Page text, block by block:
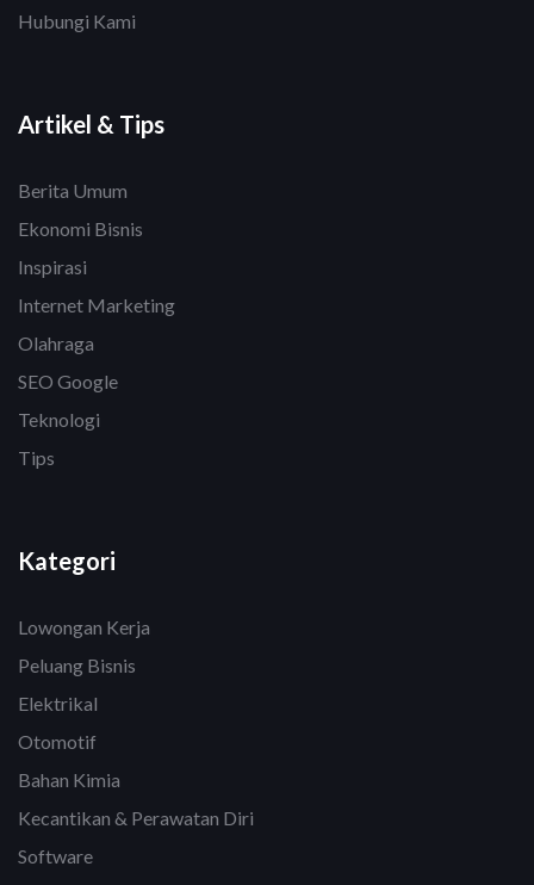
Hubungi Kami
Artikel & Tips
Berita Umum
Ekonomi Bisnis
Inspirasi
Internet Marketing
Olahraga
SEO Google
Teknologi
Tips
Kategori
Lowongan Kerja
Peluang Bisnis
Elektrikal
Otomotif
Bahan Kimia
Kecantikan & Perawatan Diri
Software